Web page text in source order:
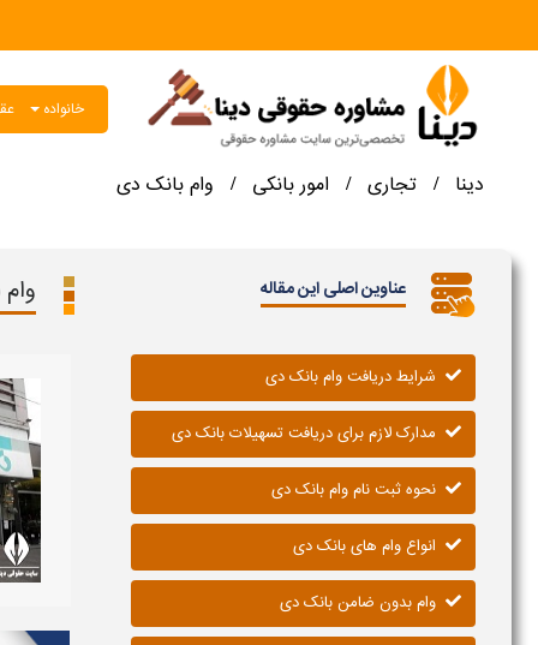
خانواده
دینا / تجاری / امور بانکی / وام بانک دی
عناوین اصلی این مقاله
شرایط دریافت وام بانک دی
مدارک لازم برای دریافت تسهیلات بانک دی
نحوه ثبت نام وام بانک دی
انواع وام های بانک دی
وام بدون ضامن بانک دی